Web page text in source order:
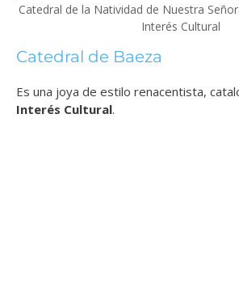
Catedral de la Natividad de Nuestra
Interés Cultural
Catedral de Baeza
Es una joya de estilo renacentista,
Interés Cultural.